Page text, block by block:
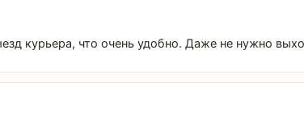
курьера, что очень удобно. Даже не нужно